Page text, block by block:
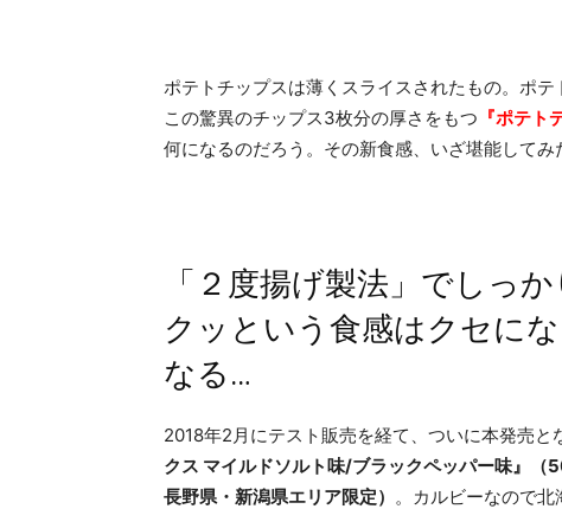
ポテトチップスは薄くスライスされたもの。ポ
この驚異のチップス3枚分の厚さをもつ 『ポテト
何になるのだろう。その新食感、いざ堪能してみ
「２度揚げ製法」でしっ
クッという食感はクセに
なる…
2018年2月にテスト販売を経て、ついに本発売と
クス マイルドソルト味/ブラックペッパー味』
長野県・新潟県エリア限定） 。カルビーなので